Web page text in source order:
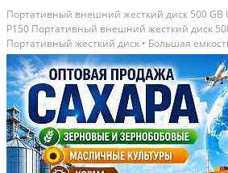
Портативный внешний жесткий диск 500 GB
P150 Портативный внешний жесткий диск
Портативный жесткий диск • Большая
хранения Обеспечивает большое
фотографии, музыка, фильмы, данные всё